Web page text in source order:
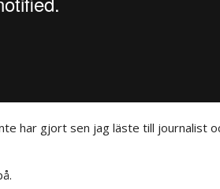
har gjort sen jag läste till journalist